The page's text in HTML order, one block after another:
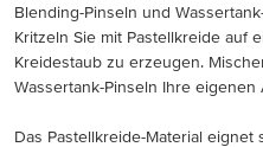
Blending-Pinseln und
Kritzeln Sie mit Pastellkreide auf
Kreidestaub zu erzeugen.
Wassertank-Pinseln Ihre
Das Pastellkreide-Material eignet